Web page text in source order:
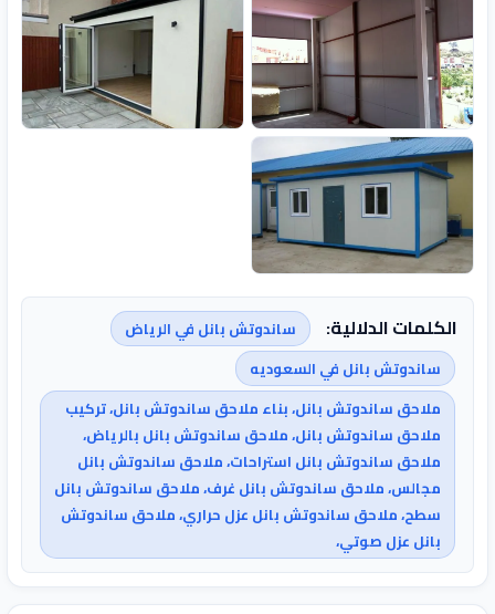
الكلمات الدلالية:
ساندوتش بانل في الرياض
ساندوتش بانل في السعوديه
ملاحق ساندوتش بانل، بناء ملاحق ساندوتش بانل، تركيب
ملاحق ساندوتش بانل، ملاحق ساندوتش بانل بالرياض،
ملاحق ساندوتش بانل استراحات، ملاحق ساندوتش بانل
مجالس، ملاحق ساندوتش بانل غرف، ملاحق ساندوتش بانل
سطح، ملاحق ساندوتش بانل عزل حراري، ملاحق ساندوتش
بانل عزل صوتي،